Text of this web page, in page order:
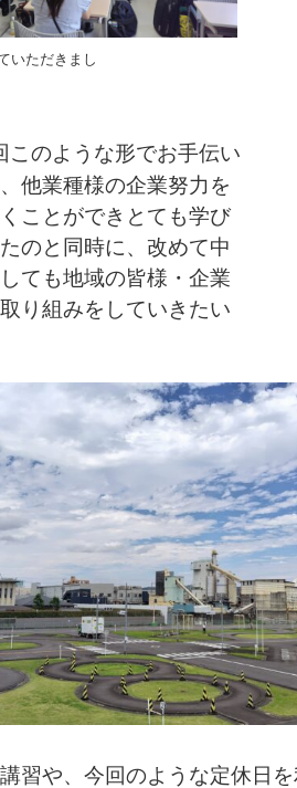
いただきまし
このような形でお手伝い
他業種様の企業努力を
ことができとても学び
のと同時に、改めて中
ても地域の皆様・企業
り組みをしていきたい
習や、今回のような定休日